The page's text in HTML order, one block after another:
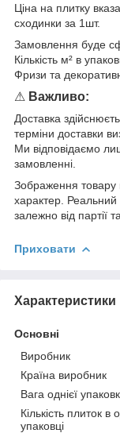
Ціна на плитку
сходинки за 1шт.
Замовлення буде
Кількість м² в
Фризи та
⚠ Важливо:
Доставка
терміни доставки
Ми відповідаємо
замовленні.
Зображення товару
характер. Реальний
залежно від партії
Приховати
Характеристики
Основні
Виробник
Країна виробник
Вага однієї
Кількість плиток в
упаковці